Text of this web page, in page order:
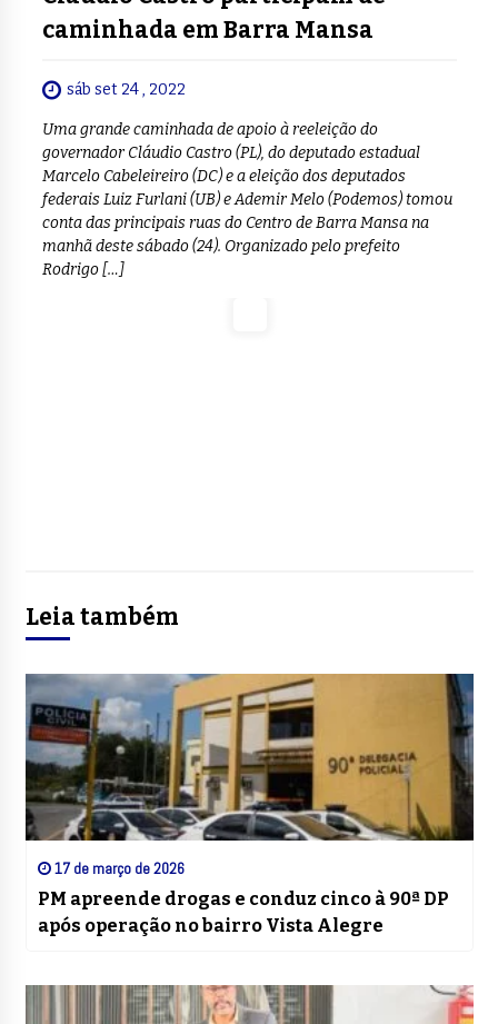
caminhada em Barra Mansa
sáb set 24 , 2022
Uma grande caminhada de apoio à reeleição do
governador Cláudio Castro (PL), do deputado estadual
Marcelo Cabeleireiro (DC) e a eleição dos deputados
federais Luiz Furlani (UB) e Ademir Melo (Podemos) tomou
conta das principais ruas do Centro de Barra Mansa na
manhã deste sábado (24). Organizado pelo prefeito
Rodrigo […]
Leia também
17 de março de 2026
PM apreende drogas e conduz cinco à 90ª DP
após operação no bairro Vista Alegre